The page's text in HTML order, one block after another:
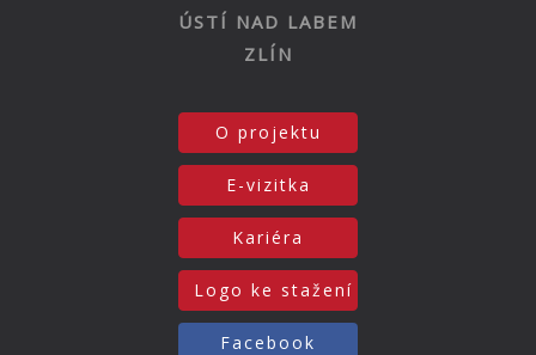
ÚSTÍ NAD LABEM
ZLÍN
O projektu
E-vizitka
Kariéra
Logo ke stažení
Facebook